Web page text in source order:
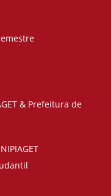
& Prefeitura de